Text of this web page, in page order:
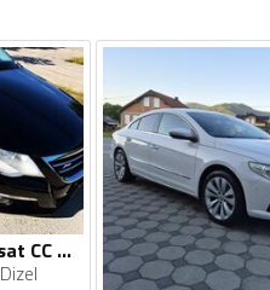
Volkswagen - Passat CC - 2.0tdi
Dizel